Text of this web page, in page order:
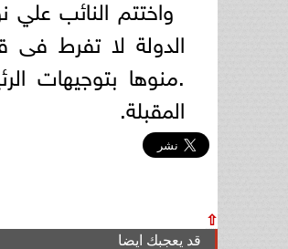
واختتم النائب
الدولة لا تفرط فى
.منوها بتوجيهات
المقبلة.
⇧
قد يعجبك ايضا